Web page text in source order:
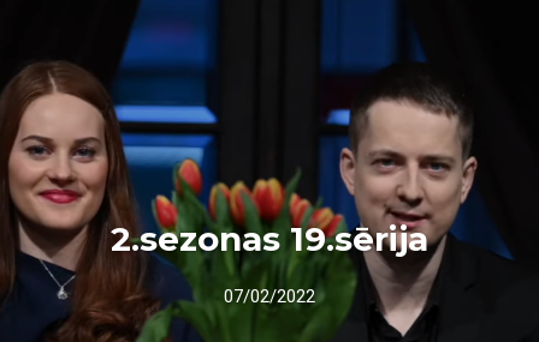
2.sezonas 19.sērija
07/02/2022